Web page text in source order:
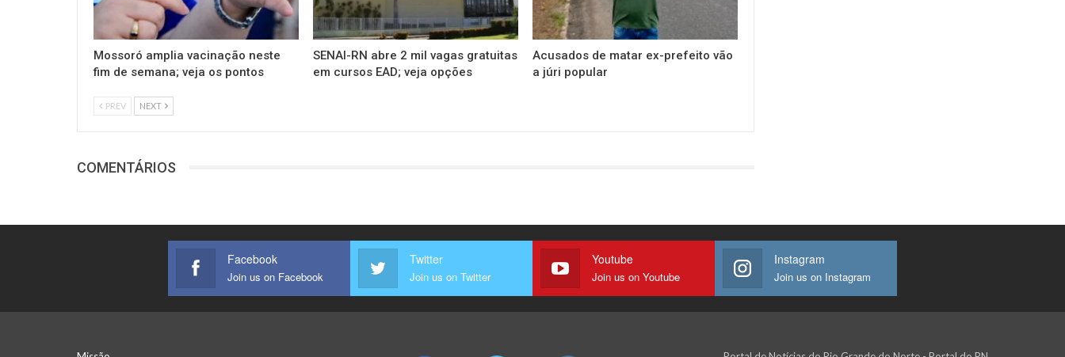
Mossoró amplia vacinação neste
fim de semana; veja os pontos
SENAI-RN abre 2 mil vagas gratuitas
em cursos EAD; veja opções
Acusados de matar ex-prefeito vão
a júri popular
PREV NEXT
COMENTÁRIOS
Facebook
Join us on Facebook
Twitter
Join us on Twitter
Youtube
Join us on Youtube
Instagram
Join us on Instagram